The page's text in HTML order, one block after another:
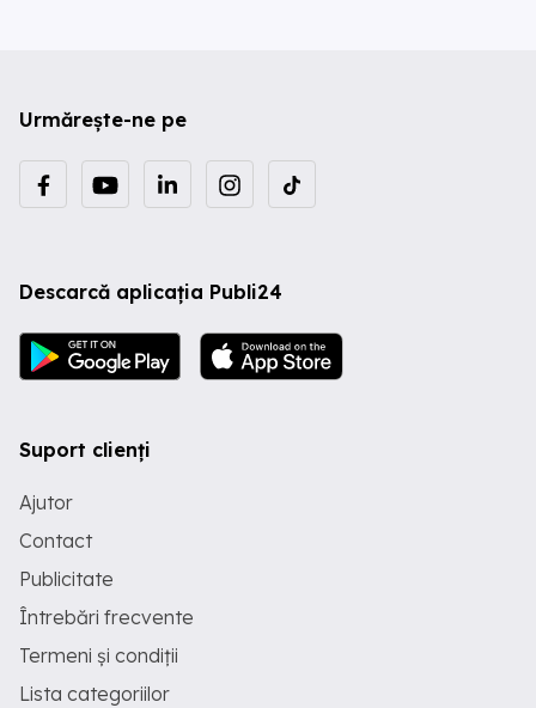
Urmărește-ne pe
Descarcă aplicația Publi24
Suport clienți
Ajutor
Contact
Publicitate
Întrebări frecvente
Termeni și condiții
Lista categoriilor